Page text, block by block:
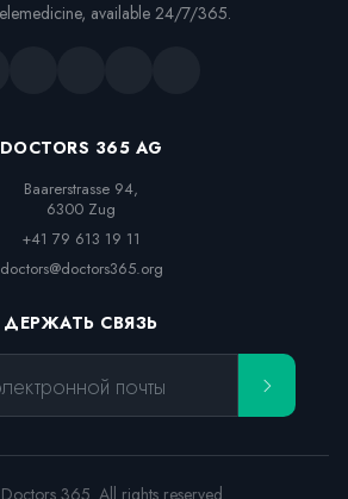
available 24/7/365.
DOCTORS 365 AG
Baarerstrasse 94,
6300 Zug
+41 79 613 19 11
doctors@doctors365.org
ДЕРЖАТЬ СВЯЗЬ
почты
365. All rights reserved.